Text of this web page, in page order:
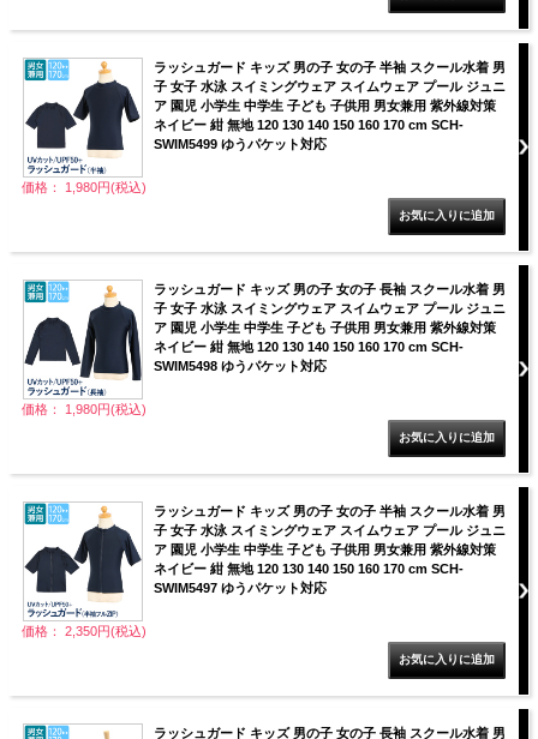
ラッシュガード キッズ 男の子 女の子 半袖 スクール水着 男
子 女子 水泳 スイミングウェア スイムウェア プール ジュニ
ア 園児 小学生 中学生 子ども 子供用 男女兼用 紫外線対策
ネイビー 紺 無地 120 130 140 150 160 170 cm SCH-
SWIM5499 ゆうパケット対応
価格： 1,980円(税込)
ラッシュガード キッズ 男の子 女の子 長袖 スクール水着 男
子 女子 水泳 スイミングウェア スイムウェア プール ジュニ
ア 園児 小学生 中学生 子ども 子供用 男女兼用 紫外線対策
ネイビー 紺 無地 120 130 140 150 160 170 cm SCH-
SWIM5498 ゆうパケット対応
価格： 1,980円(税込)
ラッシュガード キッズ 男の子 女の子 半袖 スクール水着 男
子 女子 水泳 スイミングウェア スイムウェア プール ジュニ
ア 園児 小学生 中学生 子ども 子供用 男女兼用 紫外線対策
ネイビー 紺 無地 120 130 140 150 160 170 cm SCH-
SWIM5497 ゆうパケット対応
価格： 2,350円(税込)
ラッシュガード キッズ 男の子 女の子 長袖 スクール水着 男